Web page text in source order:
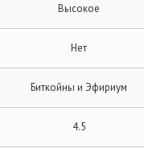
Высокое
Нет
Биткойны и Эфириум
4.5